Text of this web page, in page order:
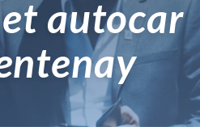
autocar